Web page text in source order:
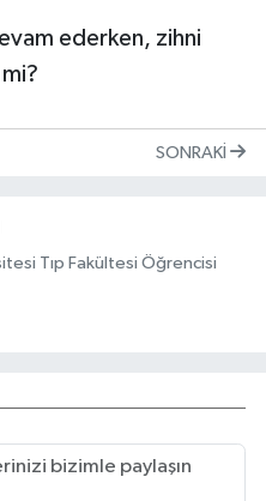
ederken, zihni
SONRAKI
Tıp Fakültesi Öğrencisi